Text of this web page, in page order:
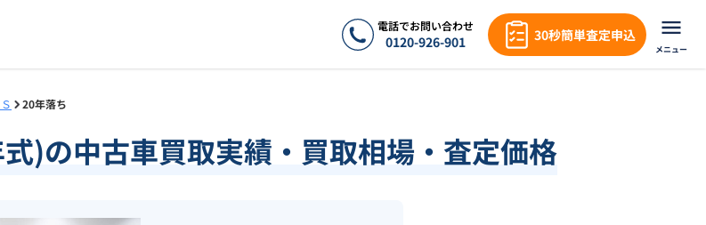
電話でお問い合わせ
0120-926-901 30秒簡単査定申込
メニュー
20年落ち
)の中古車買取実績・買取相場・査定価格